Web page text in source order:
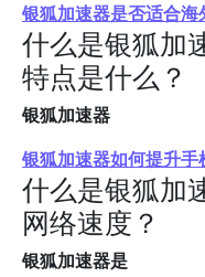
银狐加速器是否适合海
什么是银狐加
特点是什么？
银狐加速器
银狐加速器如何提升手
什么是银狐加
网络速度？
银狐加速器是